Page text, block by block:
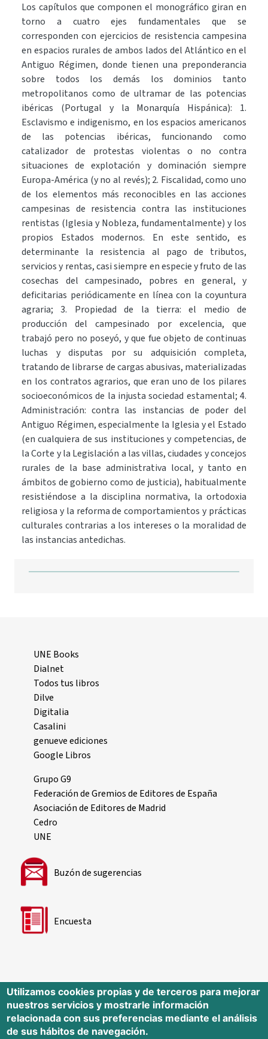
Los capítulos que componen el monográfico giran en
torno a cuatro ejes fundamentales que se
corresponden con ejercicios de resistencia campesina
en espacios rurales de ambos lados del Atlántico en el
Antiguo Régimen, donde tienen una preponderancia
sobre todos los demás los dominios tanto
metropolitanos como de ultramar de las potencias
ibéricas (Portugal y la Monarquía Hispánica): 1.
Esclavismo e indigenismo, en los espacios americanos
de las potencias ibéricas, funcionando como
catalizador de protestas violentas o no contra
situaciones de explotación y dominación siempre
Europa-América (y no al revés); 2. Fiscalidad, como uno
de los elementos más reconocibles en las acciones
campesinas de resistencia contra las instituciones
rentistas (Iglesia y Nobleza, fundamentalmente) y los
propios Estados modernos. En este sentido, es
determinante la resistencia al pago de tributos,
servicios y rentas, casi siempre en especie y fruto de las
cosechas del campesinado, pobres en general, y
deficitarias periódicamente en línea con la coyuntura
agraria; 3. Propiedad de la tierra: el medio de
producción del campesinado por excelencia, que
trabajó pero no poseyó, y que fue objeto de continuas
luchas y disputas por su adquisición completa,
tratando de librarse de cargas abusivas, materializadas
en los contratos agrarios, que eran uno de los pilares
socioeconómicos de la injusta sociedad estamental; 4.
Administración: contra las instancias de poder del
Antiguo Régimen, especialmente la Iglesia y el Estado
(en cualquiera de sus instituciones y competencias, de
la Corte y la Legislación a las villas, ciudades y concejos
rurales de la base administrativa local, y tanto en
ámbitos de gobierno como de justicia), habitualmente
resistiéndose a la disciplina normativa, la ortodoxia
religiosa y la reforma de comportamientos y prácticas
culturales contrarias a los intereses o la moralidad de
las instancias antedichas.
UNE Books
Dialnet
Todos tus libros
Dilve
Digitalia
Casalini
genueve ediciones
Google Libros
Grupo G9
Federación de Gremios de Editores de España
Asociación de Editores de Madrid
Cedro
UNE
Buzón de sugerencias
Encuesta
Editorial Universidad de Cantabria
Edificio Tres Torres, Torre C, planta –1
Utilizamos cookies propias y de terceros para mejorar
nuestros servicios y mostrarle información
relacionada con sus preferencias mediante el análisis
de sus hábitos de navegación.